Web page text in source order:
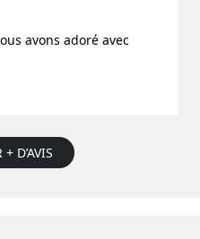
avons adoré avec
D’AVIS